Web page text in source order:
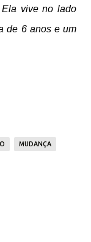
vive no lado
de 6 anos e um
MUDANÇA